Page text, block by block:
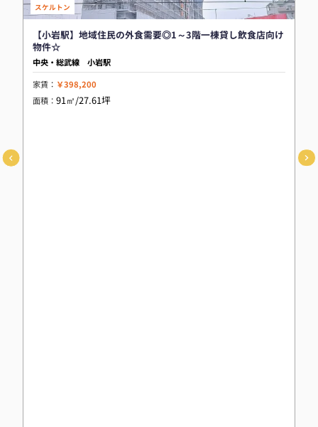
スケルトン
【小岩駅】地域住民の外食需要◎1～3階一棟貸し飲食店向け
物件☆
中央・総武線 小岩駅
家賃： ￥398,200
面積： 91㎡/27.61坪